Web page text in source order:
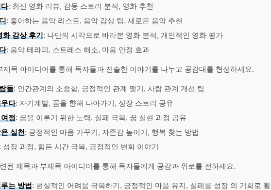
: 최신 영화 리뷰, 감동 스토리 분석, 영화 추천
: 좋아하는 음악 리스트, 음악 감상 팁, 새로운 음악 추천
화 감상 후기: 나만의 시각으로 바라본 영화 분석, 개인적인 영화 평가
: 음악 테라피, 스트레스 해소, 마음 안정 효과
제목 아이디어를 통해 독자들과 진솔한 이야기를 나누고 공감대를 형성하세요.
들: 인간관계의 소중함, 긍정적인 관계 맺기, 사람 관계 개선 팁
다: 자기계발, 꿈을 향해 나아가기, 성장 스토리 공유
정: 꿈을 이루기 위한 노력, 실패 극복, 꿈 실현 과정 공유
실천: 긍정적인 마음 가꾸기, 자존감 높이기, 행복 찾는 방법
: 성장 과정, 힘든 시간 극복, 긍정적인 변화 이야기
된 제목과 부제목 아이디어를 통해 독자들에게 공감과 위로를 전하세요.
는 방법: 현실적인 어려움 극복하기, 긍정적인 마음 유지, 실패를 성장 의 기회로 활